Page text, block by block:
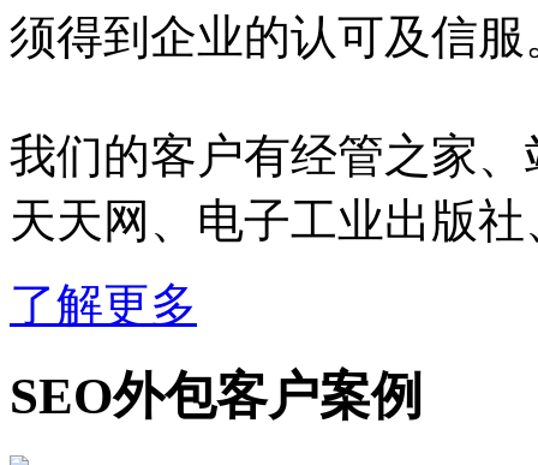
须得到企业的认可及信服
我们的客户有经管之家
天天网、电子工业出版
了解更多
SEO外包客户案例